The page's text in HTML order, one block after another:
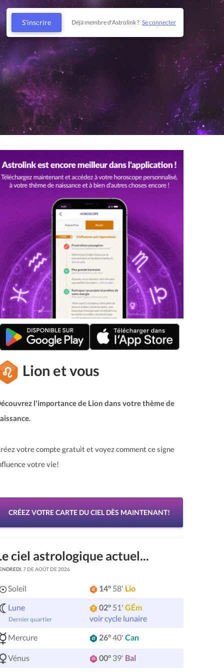
S'inscrire Déjà membre d'Astrolink ? Se connecter
Lion et vous
l'importance de Lion dans votre thème de
votre compte gratuit et voyez comment ce signe
votre vie!
CRÉEZ VOTRE CARTE DU CIEL DÈS MAINTENANT!
ciel astrologique actuel...
, 7 DE AOÛT DE 2026
Soleil 14°58' Lio
Lune
Dernier quartier
02°51' GÉm
voir cycle lunaire
Mercure
26°40' Can
Vénus 00°39' Bal